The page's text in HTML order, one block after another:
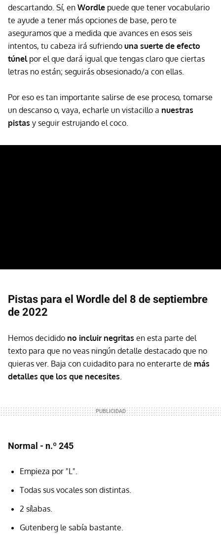
descartando. Sí, en Wordle puede que tener vocabulario
te ayude a tener más opciones de base, pero te
aseguramos que a medida que avances en esos seis
intentos, tu cabeza irá sufriendo una suerte de efecto
túnel por el que dará igual que tengas claro que ciertas
letras no están; seguirás obsesionado/a con ellas.
Por eso es tan importante salirse de ese proceso, tomarse
un descanso o, vaya, echarle un vistacillo a nuestras
pistas y seguir estrujando el coco.
Pistas para el Wordle del 8 de septiembre
de 2022
Hemos decidido no incluir negritas en esta parte del
texto para que no veas ningún detalle destacado que no
quieras ver. Baja con cuidadito para no enterarte de más
detalles que los que necesites
Normal - n.º 245
Empieza por "L".
Todas sus vocales son distintas.
2 sílabas.
Gutenberg le sabía bastante.